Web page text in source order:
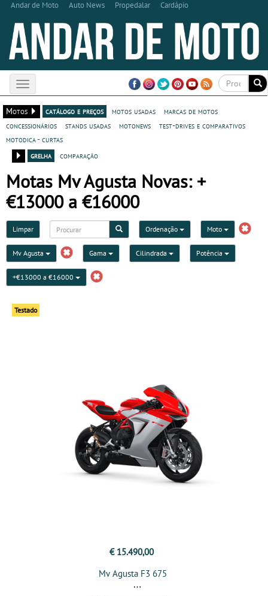
Andar de Moto Auto News Propedalar Cardápio
Toggle
navigation
Motos
catálogo e preços motos usadas
marcas de motos
concessionários
stands usadas motonews
test-drives e comparativos
motodica - curtas
grelha
comparação
Motas Mv Agusta Novas: +
€13000 a €16000
Limpar Ordenação Moto
Mv Agusta Gama Cilindrada Potência
+€13000 a €16000
Testado
€ 15.490,00
Mv Agusta F3 675